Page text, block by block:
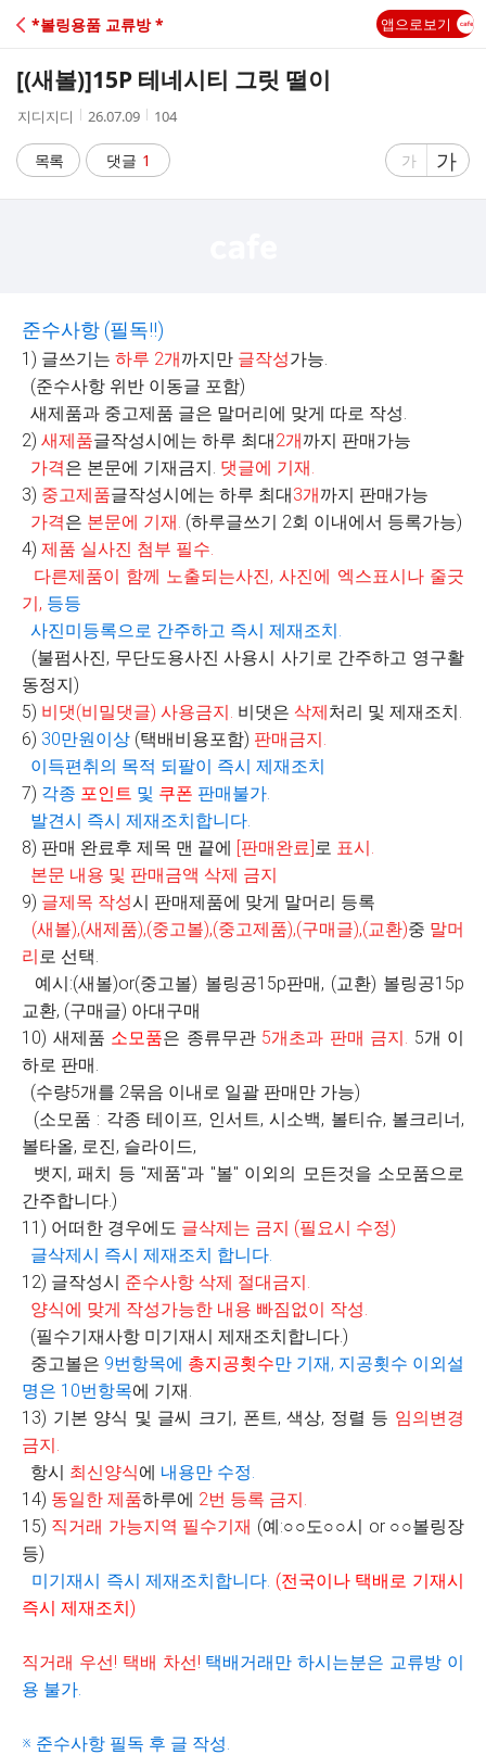
C
A
*볼링용품 교류방 * 앱으로보기
[(새볼)]15P 테네시티 그릿 떨이
작
자
지디지디
작
시
간
26.07.09
조
수
104
목록 댓글 1
글
가
글
자
가
준수사항 (필독!!)
1) 글쓰기는 하루 2개까지만 글작성가능.
(준수사항 위반 이동글 포함)
새제품과 중고제품 글은 말머리에 맞게 따로 작성.
2) 새제품글작성시에는 하루 최대2개까지 판매가능
가격은 본문에 기재금지. 댓글에 기재.
3) 중고제품글작성시에는 하루 최대3개까지 판매가능
가격은 본문에 기재. (하루글쓰기 2회 이내에서 등록가능)
4) 제품 실사진 첨부 필수.
다른제품이 함께 노출되는사진,사진에 엑스표시나 줄긋
기, 등등
사진미등록으로 간주하고 즉시 제재조치.
(불펌사진, 무단도용사진 사용시 사기로 간주하고 영구활
동정지)
5) 비댓(비밀댓글) 사용금지. 비댓은 삭제처리 및 제재조치.
6) 30만원이상 (택배비용포함) 판매금지.
이득편취의 목적 되팔이 즉시 제재조치
7) 각종 포인트 및 쿠폰 판매불가.
발견시 즉시 제재조치합니다.
8) 판매 완료후 제목 맨 끝에 [판매완료]로 표시.
본문 내용 및 판매금액 삭제 금지
9) 글제목 작성시 판매제품에 맞게 말머리 등록
(새볼),(새제품),(중고볼),(중고제품),(구매글),(교환)중 말머
리로 선택.
예시:(새볼)or(중고볼) 볼링공15p판매, (교환) 볼링공15p
교환, (구매글) 아대구매
10) 새제품 소모품은 종류무관 5개초과 판매 금지. 5개 이
하로 판매.
(수량5개를 2묶음 이내로 일괄 판매만 가능)
(소모품 : 각종 테이프, 인서트, 시소백, 볼티슈, 볼크리너,
볼타올, 로진, 슬라이드,
뱃지, 패치 등 "제품"과 "볼" 이외의 모든것을 소모품으로
간주합니다.)
11) 어떠한 경우에도 글삭제는 금지 (필요시 수정)
글삭제시 즉시 제재조치 합니다.
12) 글작성시 준수사항 삭제 절대금지.
양식에 맞게 작성가능한 내용 빠짐없이 작성.
(필수기재사항 미기재시 제재조치합니다.)
중고볼은 9번항목에 총지공횟수만 기재, 지공횟수 이외설
명은 10번항목에 기재.
13) 기본 양식 및 글씨 크기, 폰트, 색상, 정렬 등 임의변경
금지.
항시 최신양식에 내용만 수정.
14) 동일한 제품하루에 2번 등록 금지.
15) 직거래 가능지역 필수기재 (예:○○도○○시 or ○○볼링장
등)
미기재시 즉시 제재조치합니다. (전국이나 택배로 기재시
즉시 제재조치)
직거래 우선! 택배 차선! 택배거래만 하시는분은 교류방 이
용 불가.
※ 준수사항 필독 후 글 작성.